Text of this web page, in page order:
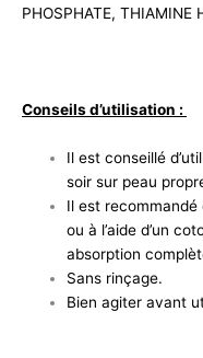
PHOSPHATE, THIAMINE
Conseils d’utilisation :
Il est conseillé
soir sur peau
Il est recommandé
ou à l’aide d’un
absorption
Sans rinçage.
Bien agiter avant